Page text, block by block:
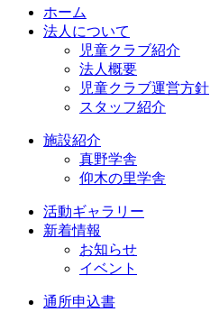
ホーム
法人について
児童クラブ紹介
法人概要
児童クラブ運営方針
スタッフ紹介
施設紹介
真野学舎
仰木の里学舎
活動ギャラリー
新着情報
お知らせ
イベント
通所申込書